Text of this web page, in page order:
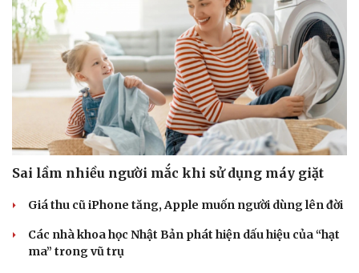
Sai lầm nhiều người mắc khi sử dụng máy giặt
Giá thu cũ iPhone tăng, Apple muốn người dùng lên đời
Các nhà khoa học Nhật Bản phát hiện dấu hiệu của “hạt
ma” trong vũ trụ